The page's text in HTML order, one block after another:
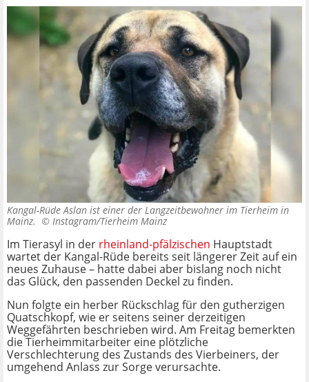
Kangal-Rüde Aslan ist einer der Langzeitbewohner im Tierheim in
Mainz. © Instagram/Tierheim Mainz
Im Tierasyl in der rheinland-pfälzischen Hauptstadt
wartet der Kangal-Rüde bereits seit längerer Zeit auf ein
neues Zuhause – hatte dabei aber bislang noch nicht
das Glück, den passenden Deckel zu finden.
Nun folgte ein herber Rückschlag für den gutherzigen
Quatschkopf, wie er seitens seiner derzeitigen
Weggefährten beschrieben wird. Am Freitag bemerkten
die Tierheimmitarbeiter eine plötzliche
Verschlechterung des Zustands des Vierbeiners, der
umgehend Anlass zur Sorge verursachte.